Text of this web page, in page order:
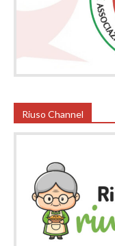
Riuso Channel